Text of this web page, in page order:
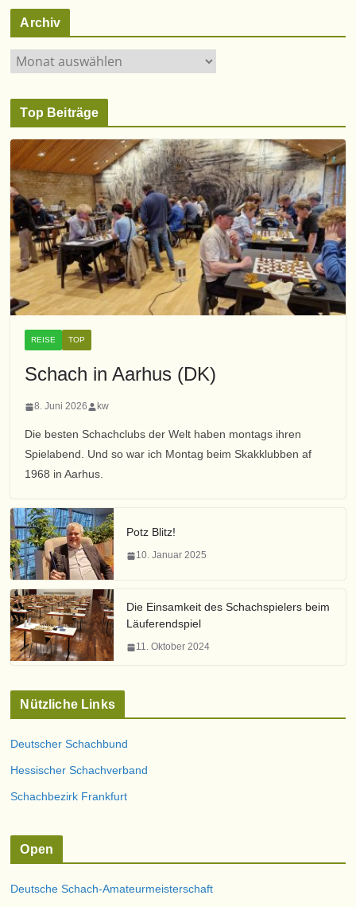
t
g
e
n
Archiv
A
c
i
v
Top Beiträge
REISE TOP
Schach in Aarhus (DK)
8. Juni 2026 kw
Die besten Schachclubs der Welt haben montags ihren
Spielabend. Und so war ich Montag beim Skakklubben af
1968 in Aarhus.
Potz Blitz!
10. Januar 2025
Die Einsamkeit des Schachspielers beim
Läuferendspiel
11. Oktober 2024
Nützliche Links
Deutscher Schachbund
Hessischer Schachverband
Schachbezirk Frankfurt
Open
Deutsche Schach-Amateurmeisterschaft